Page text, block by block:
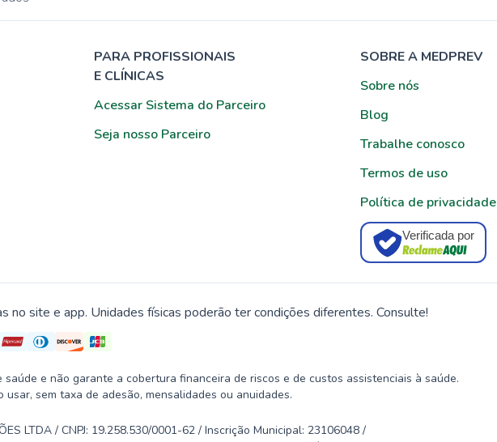
PARA PROFISSIONAIS
E CLÍNICAS
Acessar Sistema do Parceiro
Seja nosso Parceiro
SOBRE A MEDPREV
Sobre nós
Blog
Trabalhe conosco
Termos de uso
Política de privacidade
Verificada por
no site e app. Unidades físicas poderão ter condições diferentes. Consulte!
e não garante a cobertura financeira de riscos e de custos assistenciais à saúde.
usar, sem taxa de adesão, mensalidades ou anuidades.
LTDA / CNPJ: 19.258.530/0001-62 / Inscrição Municipal: 23106048 /